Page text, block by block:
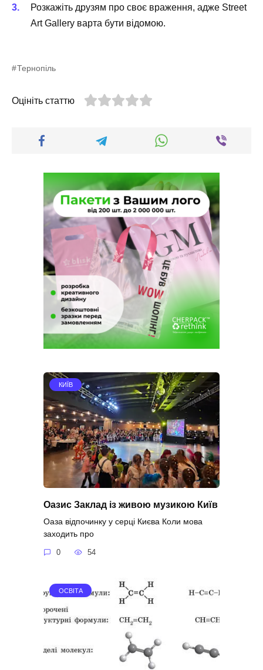
Розкажіть друзям про своє враження, адже Street
Art Gallery варта бути відомою.
Тернопіль
Оцініть статтю
КИЇВ
Оазис Заклад із живою музикою Київ
Оаза відпочинку у серці Києва Коли мова
заходить про
0 54
ОСВІТА